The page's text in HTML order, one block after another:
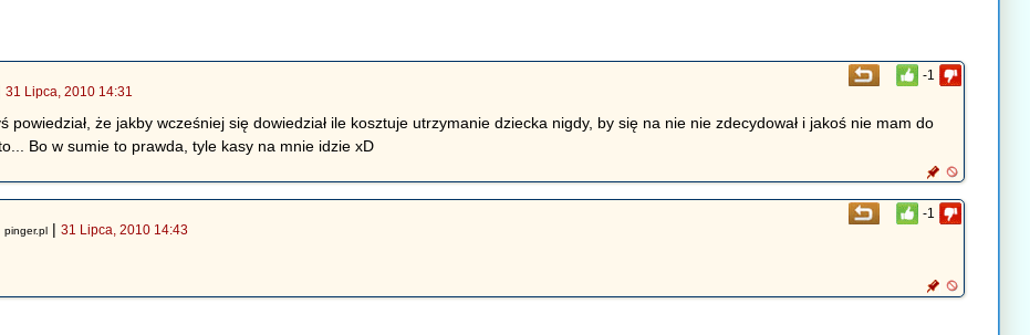
-1
31 Lipca, 2010 14:31
powiedział, że jakby wcześniej się dowiedział ile kosztuje utrzymanie dziecka nigdy, by się na nie nie zdecydował i jakoś nie mam do
Bo w sumie to prawda, tyle kasy na mnie idzie xD
-1
pinger.pl |31 Lipca, 2010 14:43